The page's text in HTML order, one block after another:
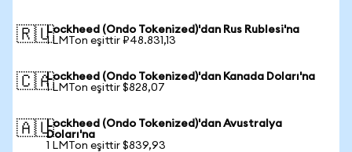
🇷🇺Lockheed (Ondo Tokenized)'dan Rus Rublesi'na
1 LMTon eşittir ₽48.831,13
🇨🇦Lockheed (Ondo Tokenized)'dan Kanada Doları'na
1 LMTon eşittir $828,07
🇦🇺Lockheed (Ondo Tokenized)'dan Avustralya
Doları'na
1 LMTon eşittir $839,93